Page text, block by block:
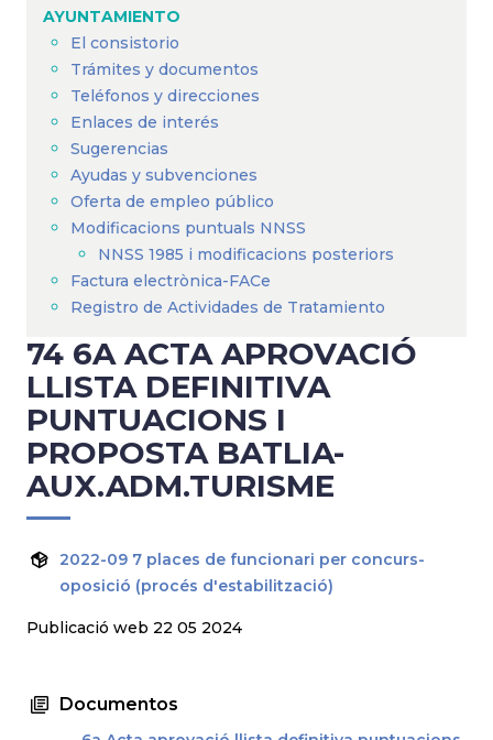
de
ayuda
navegación
AYUNTAMIENTO
El consistorio
Trámites y documentos
Teléfonos y direcciones
Enlaces de interés
Sugerencias
Ayudas y subvenciones
Oferta de empleo público
Modificacions puntuals NNSS
NNSS 1985 i modificacions posteriors
Factura electrònica-FACe
Registro de Actividades de Tratamiento
74 6A ACTA APROVACIÓ
LLISTA DEFINITIVA
PUNTUACIONS I
PROPOSTA BATLIA-
AUX.ADM.TURISME
2022-09 7 places de funcionari per concurs-
oposició (procés d'estabilització)
Publicació web 22 05 2024
Documentos